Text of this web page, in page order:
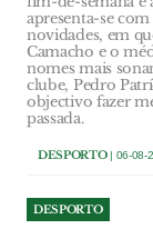
apresenta-se
novidades, em
Camacho e o
nomes mais
clube, Pedro
objectivo fazer
passada.
DESPORTO| 06-08-
DESPORTO